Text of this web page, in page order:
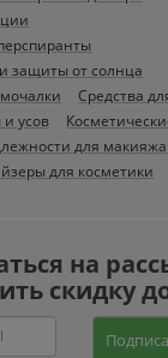
защиты от солнца
Средства
усов
для макияжа
для косметики
на
скидку